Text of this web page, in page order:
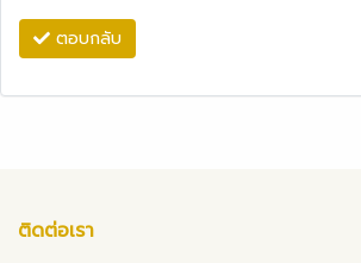
ตอบกลับ
ติดต่อเรา